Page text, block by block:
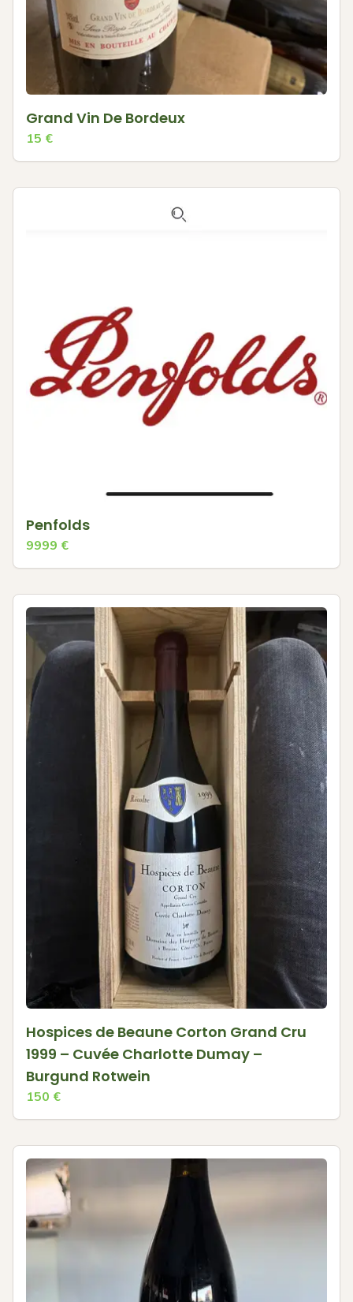
Grand Vin De Bordeux
15 €
Penfolds
9999 €
Hospices de Beaune Corton Grand Cru
1999 – Cuvée Charlotte Dumay –
Burgund Rotwein
150 €